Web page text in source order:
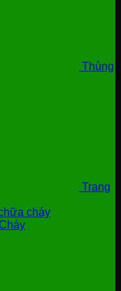
Thùng
Trang
cháy